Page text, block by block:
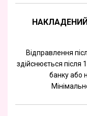
Відправлення
здійснюється після
банку або